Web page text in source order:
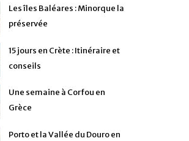
Les îles Baléares : Minorque la
préservée
15 jours en Crète : Itinéraire et
conseils
Une semaine à Corfou en
Grèce
Porto et la Vallée du Douro en